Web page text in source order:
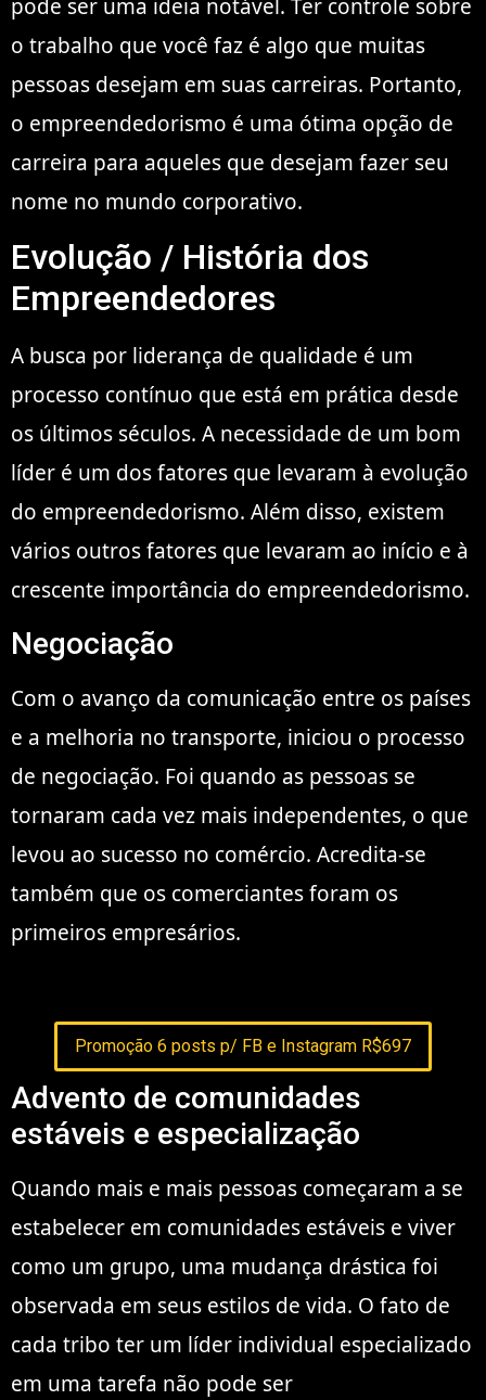
pode ser uma ideia notável. Ter controle sobre
o trabalho que você faz é algo que muitas
pessoas desejam em suas carreiras. Portanto,
o empreendedorismo é uma ótima opção de
carreira para aqueles que desejam fazer seu
nome no mundo corporativo.
Evolução / História dos
Empreendedores
A busca por liderança de qualidade é um
processo contínuo que está em prática desde
os últimos séculos. A necessidade de um bom
líder é um dos fatores que levaram à evolução
do empreendedorismo. Além disso, existem
vários outros fatores que levaram ao início e à
crescente importância do empreendedorismo.
Negociação
Com o avanço da comunicação entre os países
e a melhoria no transporte, iniciou o processo
de negociação. Foi quando as pessoas se
tornaram cada vez mais independentes, o que
levou ao sucesso no comércio. Acredita-se
também que os comerciantes foram os
primeiros empresários.
Promoção 6 posts p/ FB e Instagram R$697
Advento de comunidades
estáveis ​​e especialização
Quando mais e mais pessoas começaram a se
estabelecer em comunidades estáveis ​​e viver
como um grupo, uma mudança drástica foi
observada em seus estilos de vida. O fato de
cada tribo ter um líder individual especializado
em uma tarefa não pode ser